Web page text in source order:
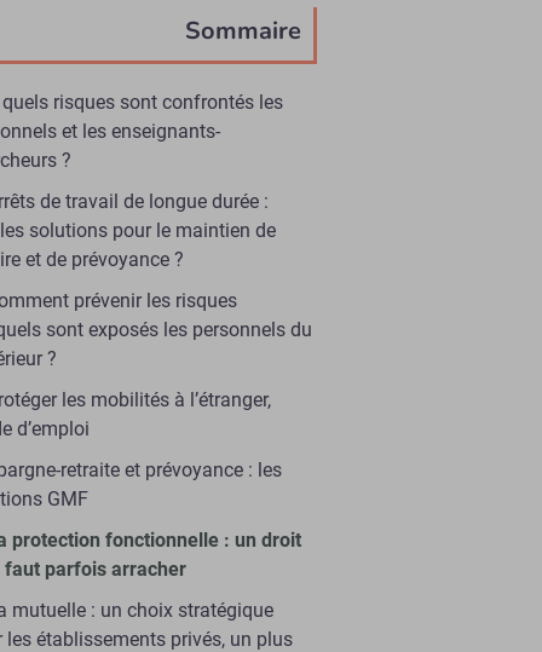
Sommaire
quels risques sont confrontés les
et les enseignants-
?
de travail de longue durée :
solutions pour le maintien de
et de prévoyance ?
prévenir les risques
sont exposés les personnels du
?
les mobilités à l’étranger,
d’emploi
retraite et prévoyance : les
GMF
protection fonctionnelle : un droit
faut parfois arracher
mutuelle : un choix stratégique
les établissements privés, un plus